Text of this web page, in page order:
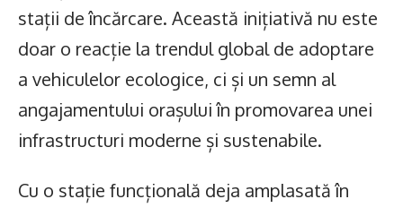
stații de încărcare. Această inițiativă nu este
doar o reacție la trendul global de adoptare
a vehiculelor ecologice, ci și un semn al
angajamentului orașului în promovarea unei
infrastructuri moderne și sustenabile.
Cu o stație funcțională deja amplasată în